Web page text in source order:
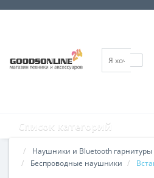
Список категорий
Наушники и Bluetooth гарнитуры
Беспроводные наушники